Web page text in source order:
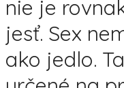
nie je
jesť. Sex
ako jedlo.